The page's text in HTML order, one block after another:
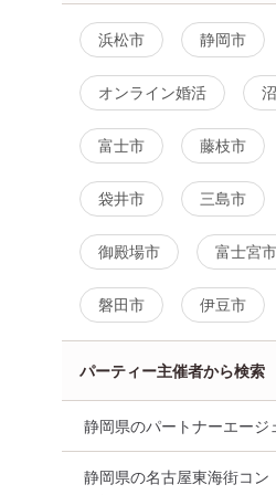
浜松市 静岡市
オンライン婚活
富士市 藤枝市
袋井市 三島市
御殿場市 富士宮市
磐田市 伊豆市
パーティー主催者から検索
静岡県のパートナーエージ
静岡県の名古屋東海街コン